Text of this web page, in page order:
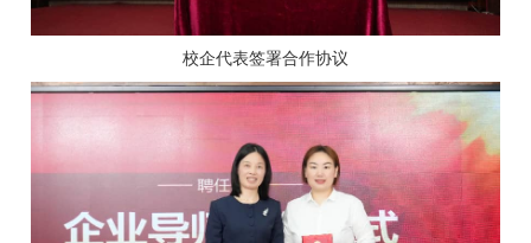
校企代表签署合作协议